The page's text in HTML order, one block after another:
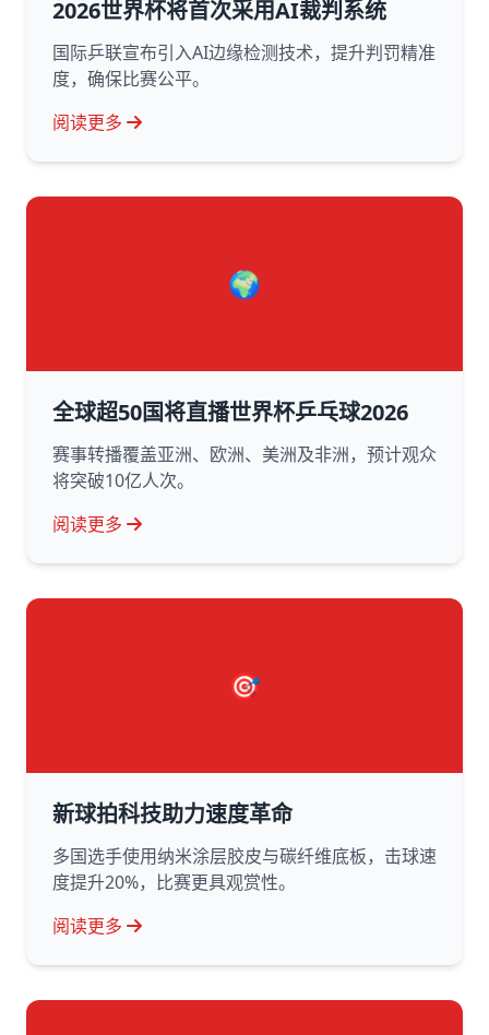
2026世界杯将首次采用AI裁判系统
国际乒联宣布引入AI边缘检测技术，提升判罚精准
度，确保比赛公平。
阅读更多
🌍
全球超50国将直播世界杯乒乓球2026
赛事转播覆盖亚洲、欧洲、美洲及非洲，预计观众
将突破10亿人次。
阅读更多
🎯
新球拍科技助力速度革命
多国选手使用纳米涂层胶皮与碳纤维底板，击球速
度提升20%，比赛更具观赏性。
阅读更多